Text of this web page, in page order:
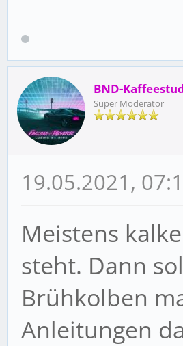
BND-
Super Moderator
19.05.2021,
Meistens
steht. Dann
Brühkolben
Anleitungen